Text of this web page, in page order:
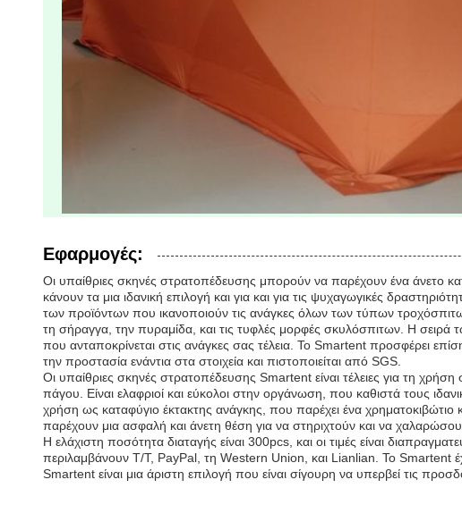
Εφαρμογές:
Οι υπαίθριες σκηνές στρατοπέδευσης μπορούν να παρέχουν ένα άνετο
κάνουν τα μια ιδανική επιλογή και για και για τις ψυχαγωγικές
των προϊόντων που ικανοποιούν τις ανάγκες όλων των τύπων
τη σήραγγα, την πυραμίδα, και τις τυφλές μορφές σκυλόσπιτων. Η σειρά
που ανταποκρίνεται στις ανάγκες σας τέλεια. Το Smartent προσφέρει
την προστασία ενάντια στα στοιχεία και πιστοποιείται από SGS.
Οι υπαίθριες σκηνές στρατοπέδευσης Smartent είναι τέλειες για τη
πάγου. Είναι ελαφριοί και εύκολοι στην οργάνωση, που καθιστά τους
χρήση ως καταφύγιο έκτακτης ανάγκης, που παρέχει ένα χρηματοκιβώτιο
παρέχουν μια ασφαλή και άνετη θέση για να στηριχτούν και να
Η ελάχιστη ποσότητα διαταγής είναι 300pcs, και οι τιμές είναι
περιλαμβάνουν T/T, PayPal, τη Western Union, και Lianlian. Το Smartent
Smartent είναι μια άριστη επιλογή που είναι σίγουρη να υπερβεί τις